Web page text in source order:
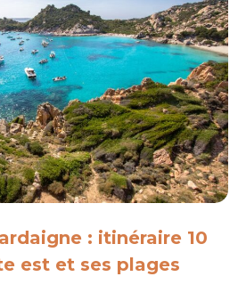
: itinéraire 10
est et ses plages